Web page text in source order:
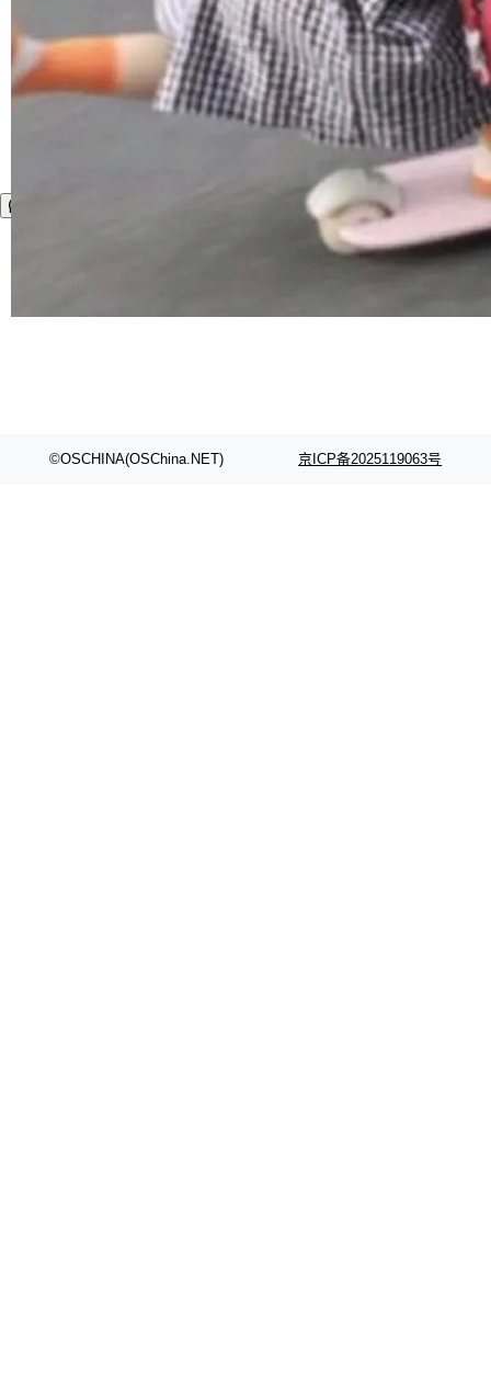
©OSCHINA(OSChina.NET) 京ICP备2025119063号